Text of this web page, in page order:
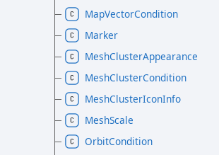
MapVectorCondition
Marker
MeshClusterAppearance
MeshClusterCondition
MeshClusterIconInfo
MeshScale
OrbitCondition